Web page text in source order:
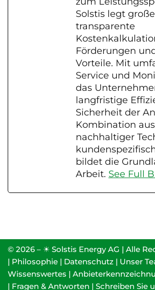
Solstis legt
transparente
Förderungen
Vorteile. Mit
Service und
das
langfristige
Sicherheit der
Kombination aus
nachhaltiger
bildet die
Arbeit. See Full
© 2026 – ☀ Solstis Energy AG | Alle
| Philosophie | Datenschutz | Unser
Wissenswertes |
| Fragen & Antworten | Schreiben Sie